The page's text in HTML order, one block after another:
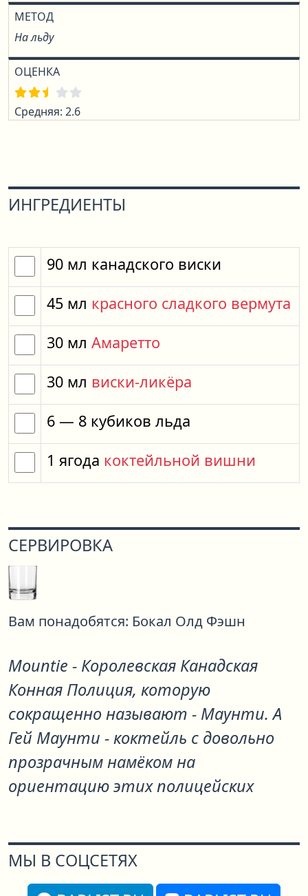
МЕТОД
На льду
ОЦЕНКА
Средняя: 2.6
ИНГРЕДИЕНТЫ
90 мл канадского виски
45 мл красного сладкого вермута
30 мл Амаретто
30 мл виски-ликёра
6 — 8 кубиков льда
1 ягода коктейльной вишни
СЕРВИРОВКА
Вам понадобятся: Бокал Олд Фэшн
Mountie - Королевская Канадская
Конная Полиция, которую
сокращенно называют - Маунти. А
Гей Маунти - коктейль с довольно
прозрачным намёком на
ориентацию этих полицейских
МЫ В СОЦСЕТЯХ